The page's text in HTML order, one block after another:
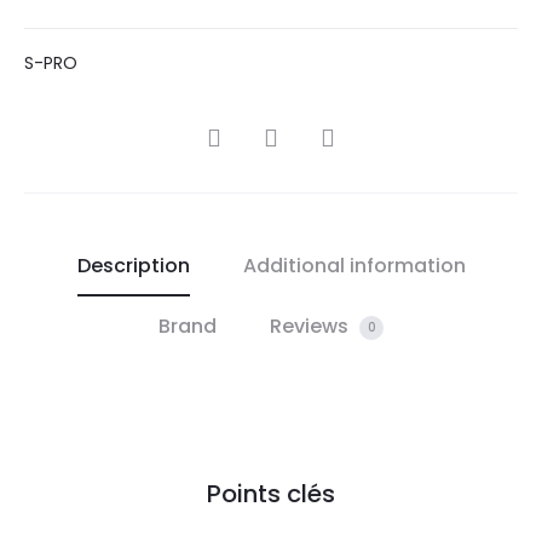
S-PRO
SHARE
Description Additional information
Brand Reviews 0
Points clés